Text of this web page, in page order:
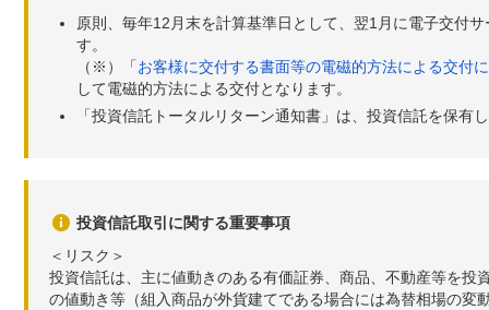
原則、毎年12月末を計算基準日として、翌1月に電子交付
す。
（※）「お客様に交付する書面等の電磁的方法による交付
して電磁的方法による交付となります。
「投資信託トータルリターン通知書」は、投資信託を保有
投資信託取引に関する重要事項
＜リスク＞
投資信託は、主に値動きのある有価証券、商品、不動産等を
の値動き等（組入商品が外貨建てである場合には為替相場の